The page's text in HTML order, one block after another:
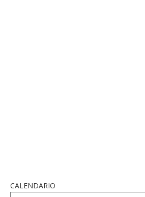
CALENDARIO